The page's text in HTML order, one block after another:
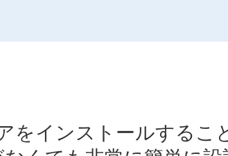
をインストールするこ